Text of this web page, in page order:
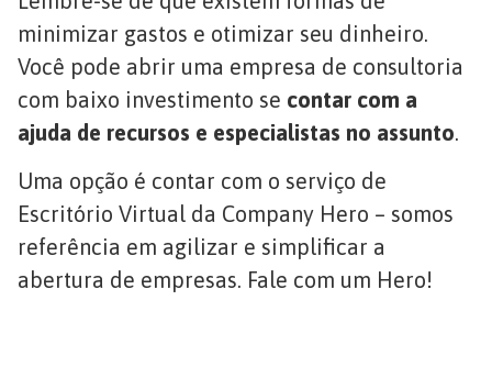
minimizar gastos e otimizar seu dinheiro.
Você pode abrir uma empresa de consultoria
com baixo investimento se contar com a
ajuda de recursos e especialistas no assunto.
Uma opção é contar com o serviço de
Escritório Virtual da Company Hero – somos
referência em agilizar e simplificar a
abertura de empresas. Fale com um Hero!